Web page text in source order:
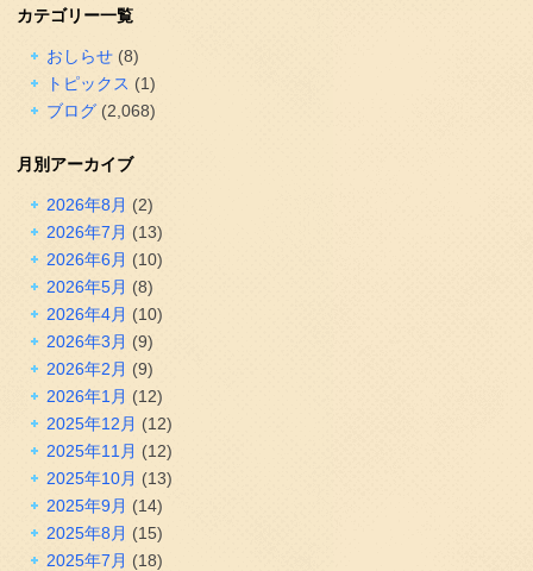
カテゴリー一覧
おしらせ(8)
トピックス (1)
ブログ(2,068)
月別アーカイブ
2026年8月 (2)
2026年7月 (13)
2026年6月 (10)
2026年5月 (8)
2026年4月 (10)
2026年3月 (9)
2026年2月 (9)
2026年1月 (12)
2025年12月 (12)
2025年11月 (12)
2025年10月 (13)
2025年9月 (14)
2025年8月 (15)
2025年7月 (18)